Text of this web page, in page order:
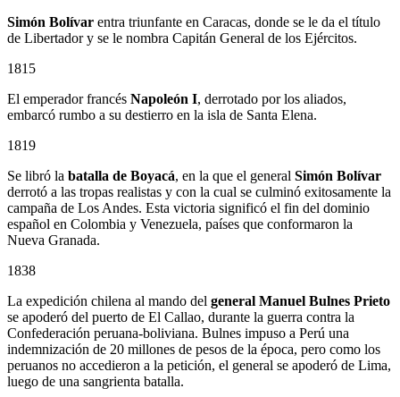
Simón Bolívar entra triunfante en Caracas, donde se le da el título
de Libertador y se le nombra Capitán General de los Ejércitos.
1815
El emperador francés Napoleón I, derrotado por los aliados,
embarcó rumbo a su destierro en la isla de Santa Elena.
1819
Se libró la batalla de Boyacá, en la que el general Simón Bolívar
derrotó a las tropas realistas y con la cual se culminó exitosamente la
campaña de Los Andes. Esta victoria significó el fin del dominio
español en Colombia y Venezuela, países que conformaron la
Nueva Granada.
1838
La expedición chilena al mando del general Manuel Bulnes Prieto
se apoderó del puerto de El Callao, durante la guerra contra la
Confederación peruana-boliviana. Bulnes impuso a Perú una
indemnización de 20 millones de pesos de la época, pero como los
peruanos no accedieron a la petición, el general se apoderó de Lima,
luego de una sangrienta batalla.